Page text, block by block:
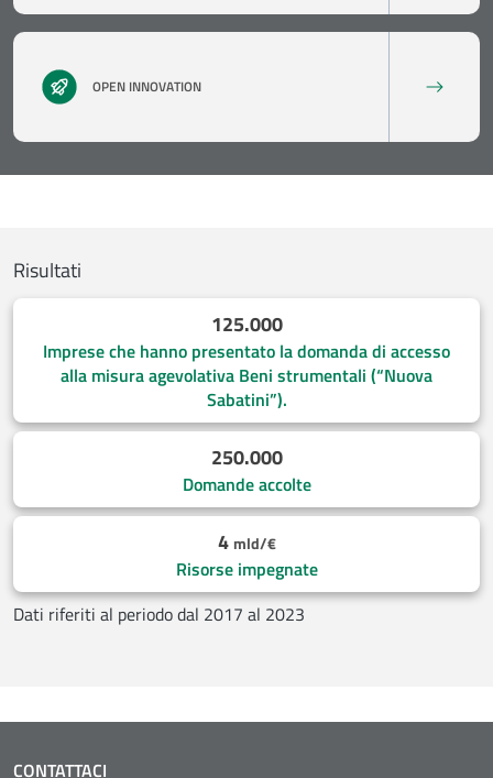
OPEN INNOVATION
Risultati
125.000
Imprese che hanno presentato la domanda di accesso
alla misura agevolativa Beni strumentali (“Nuova
Sabatini”).
250.000
Domande accolte
4 mld/€
Risorse impegnate
Dati riferiti al periodo dal 2017 al 2023
CONTATTACI